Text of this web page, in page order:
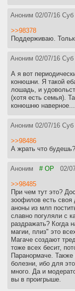
Аноним 02/07/16 Суб
>>98378
Поддерживаю.
Аноним 02/07/16 Суб
А я вот
конюшни. Я такой
лошадь, и
(хотя есть семья).
конюшню наверное...
Аноним 02/07/16 Суб
>>98486
А жрать что будешь?
Аноним # OP 02/
>>98485
При чем тут это?
зоофилов есть своя
аноны из млп
славно погуляли с
раздражать? Когда
магии, плиз" это
Магаче создают
тоже всех бесит,
Паранормаче.
болезни, ибо для
много. Да и
вы в проигрыше.